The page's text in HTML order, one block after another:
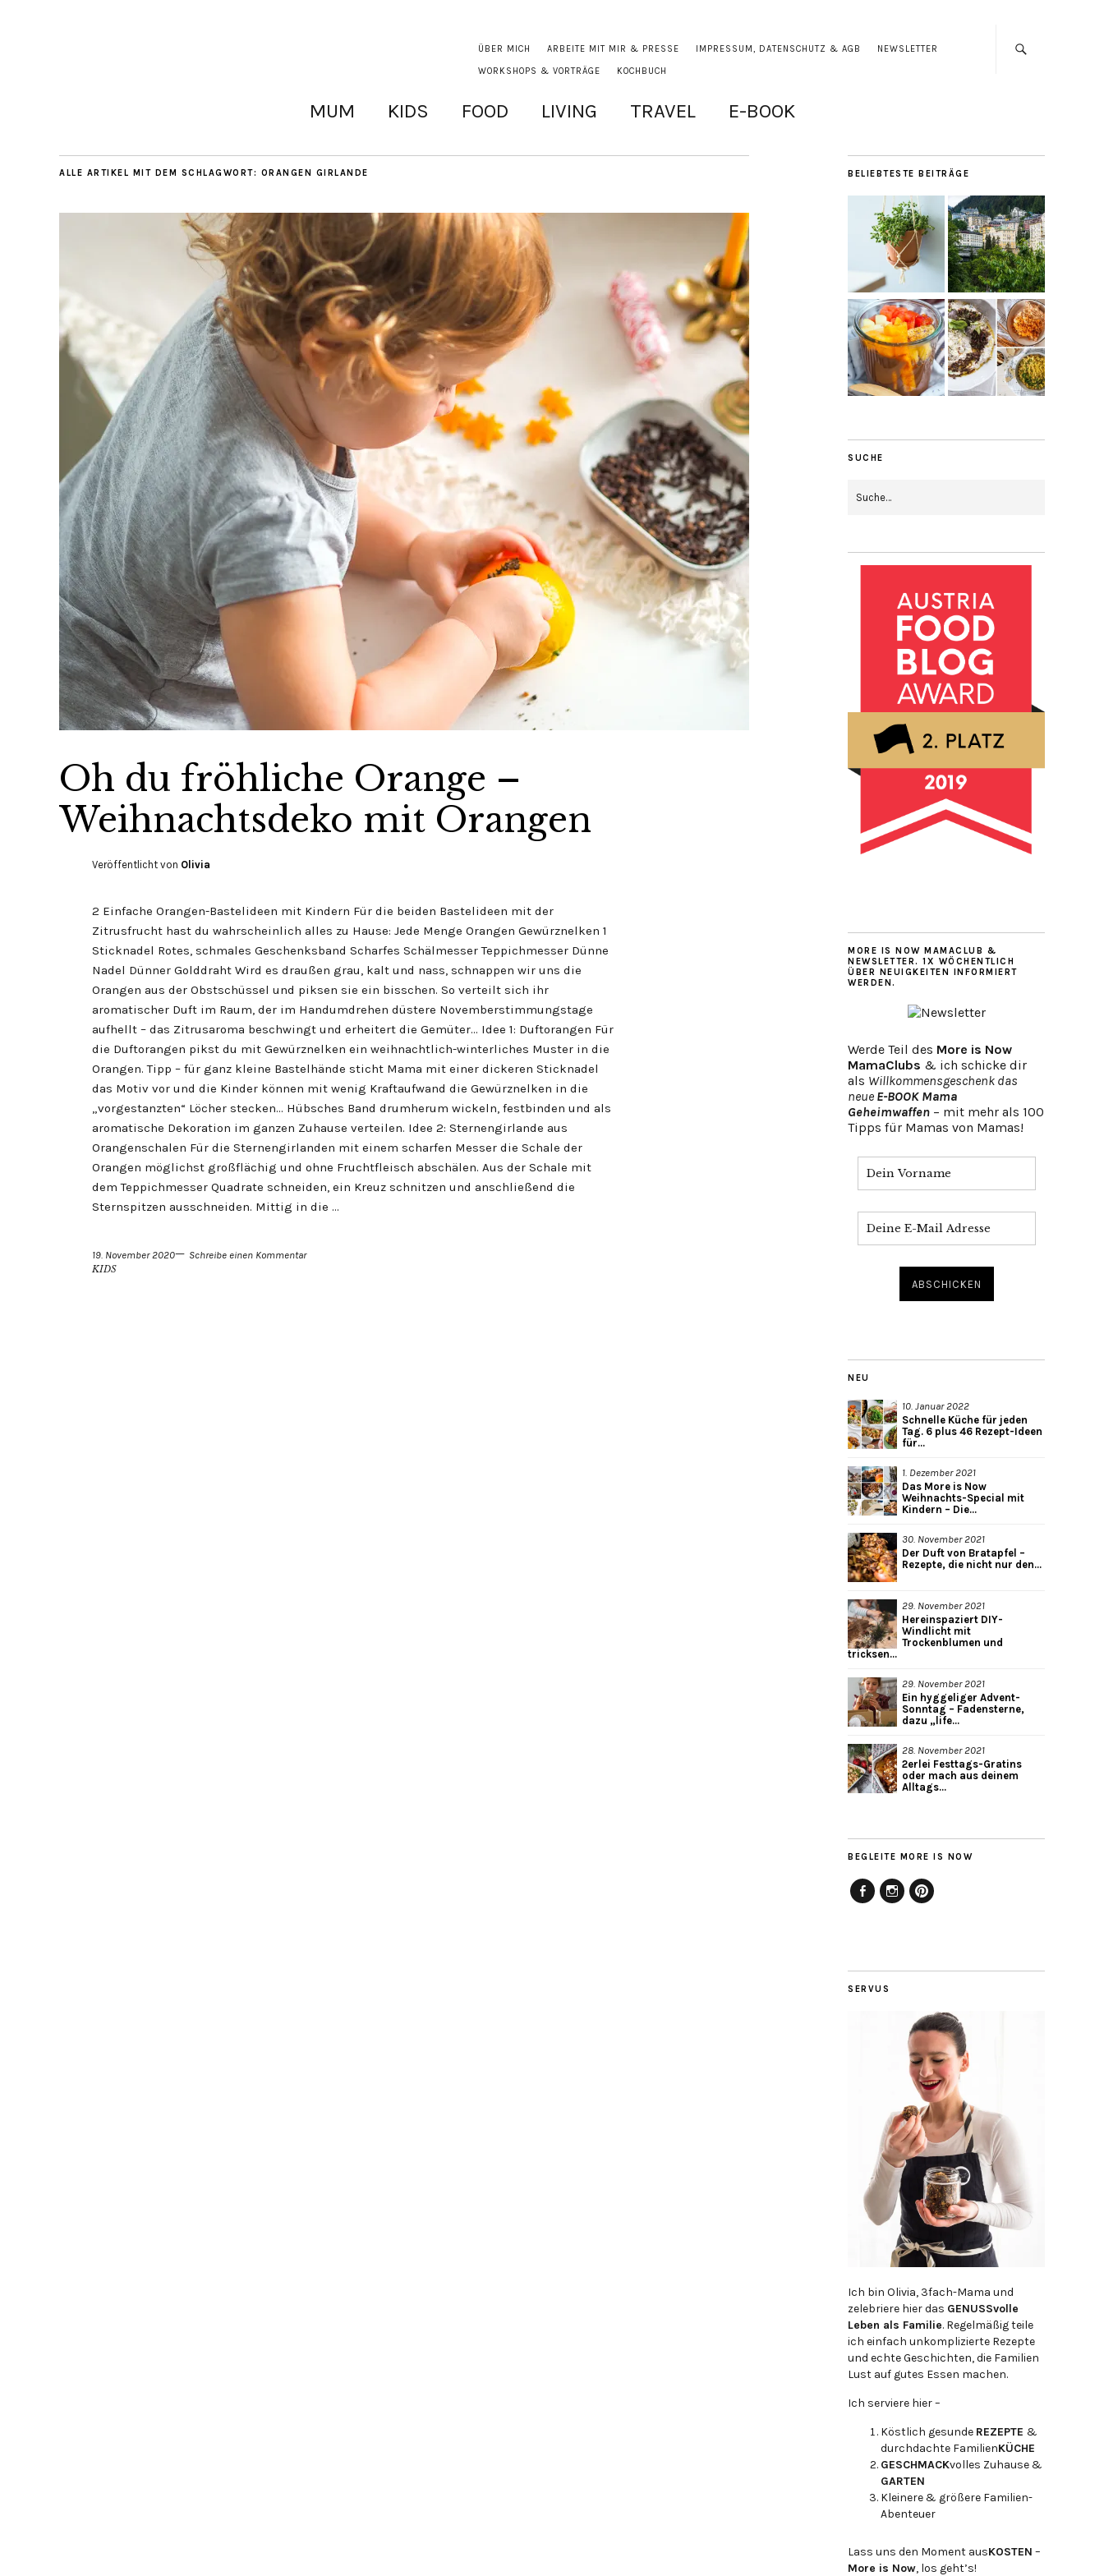
ÜBER MICH ARBEITE MIT MIR & PRESSE IMPRESSUM, DATENSCHUTZ & AGB NEWSLETTER
WORKSHOPS & VORTRÄGE KOCHBUCH
MUM KIDS FOOD LIVING TRAVEL E-BOOK
ALLE ARTIKEL MIT DEM SCHLAGWORT: ORANGEN GIRLANDE
Oh du fröhliche Orange –
Weihnachtsdeko mit Orangen
Veröffentlicht von Olivia
2 Einfache Orangen-Bastelideen mit Kindern Für die beiden Bastelideen mit der
Zitrusfrucht hast du wahrscheinlich alles zu Hause: Jede Menge Orangen Gewürznelken 1
Sticknadel Rotes, schmales Geschenksband Scharfes Schälmesser Teppichmesser Dünne
Nadel Dünner Golddraht Wird es draußen grau, kalt und nass, schnappen wir uns die
Orangen aus der Obstschüssel und piksen sie ein bisschen. So verteilt sich ihr
aromatischer Duft im Raum, der im Handumdrehen düstere Novemberstimmungstage
aufhellt – das Zitrusaroma beschwingt und erheitert die Gemüter… Idee 1: Duftorangen Für
die Duftorangen pikst du mit Gewürznelken ein weihnachtlich-winterliches Muster in die
Orangen. Tipp – für ganz kleine Bastelhände sticht Mama mit einer dickeren Sticknadel
das Motiv vor und die Kinder können mit wenig Kraftaufwand die Gewürznelken in die
„vorgestanzten“ Löcher stecken… Hübsches Band drumherum wickeln, festbinden und als
aromatische Dekoration im ganzen Zuhause verteilen. Idee 2: Sternengirlande aus
Orangenschalen Für die Sternengirlanden mit einem scharfen Messer die Schale der
Orangen möglichst großflächig und ohne Fruchtfleisch abschälen. Aus der Schale mit
dem Teppichmesser Quadrate schneiden, ein Kreuz schnitzen und anschließend die
Sternspitzen ausschneiden. Mittig in die …
19. November 2020 Schreibe einen Kommentar
KIDS
BELIEBTESTE BEITRÄGE
SUCHE
MORE IS NOW MAMACLUB &
NEWSLETTER. 1X WÖCHENTLICH
ÜBER NEUIGKEITEN INFORMIERT
WERDEN.
Werde Teil des More is Now
MamaClubs & ich schicke dir
als Willkommensgeschenk das
neue E-BOOK Mama
Geheimwaffen – mit mehr als 100
Tipps für Mamas von Mamas!
NEU
10. Januar 2022
Schnelle Küche für jeden
Tag. 6 plus 46 Rezept-Ideen
für...
1. Dezember 2021
Das More is Now
Weihnachts-Special mit
Kindern – Die...
30. November 2021
Der Duft von Bratapfel –
Rezepte, die nicht nur den...
29. November 2021
Hereinspaziert DIY-
Windlicht mit
Trockenblumen und
tricksen...
29. November 2021
Ein hyggeliger Advent-
Sonntag – Fadensterne,
dazu „life...
28. November 2021
2erlei Festtags-Gratins
oder mach aus deinem
Alltags...
BEGLEITE MORE IS NOW
SERVUS
Ich bin Olivia, 3fach-Mama und
zelebriere hier das GENUSSvolle
Leben als Familie. Regelmäßig teile
ich einfach unkomplizierte Rezepte
und echte Geschichten, die Familien
Lust auf gutes Essen machen.
Ich serviere hier –
Köstlich gesunde REZEPTE &
durchdachte FamilienKÜCHE
GESCHMACKvolles Zuhause &
GARTEN
Kleinere & größere Familien-
Abenteuer
Lass uns den Moment ausKOSTEN –
More is Now, los geht’s!